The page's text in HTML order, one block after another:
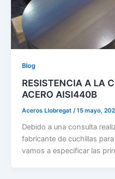
Blog
RESISTENCIA A LA
ACERO AISI440B
Aceros Llobregat/15 mayo,
Debido a una consulta
fabricante de cuchillas
vamos a especificar las